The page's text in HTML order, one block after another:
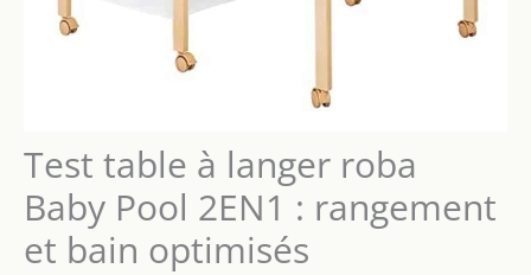
Test table à langer roba
Baby Pool 2EN1 : rangement
et bain optimisés